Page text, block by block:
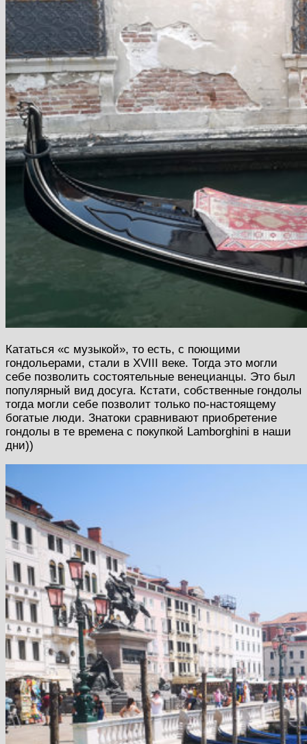
Кататься «с музыкой», то есть, с поющими
гондольерами, стали в XVIII веке. Тогда это могли
себе позволить состоятельные венецианцы. Это был
популярный вид досуга. Кстати, собственные гондолы
тогда могли себе позволит только по-настоящему
богатые люди. Знатоки сравнивают приобретение
гондолы в те времена с покупкой Lamborghini в наши
дни))